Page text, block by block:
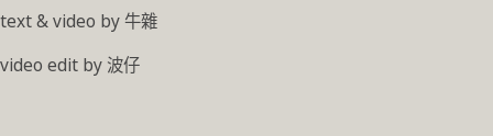
text & video by 牛雜
video edit by 波仔